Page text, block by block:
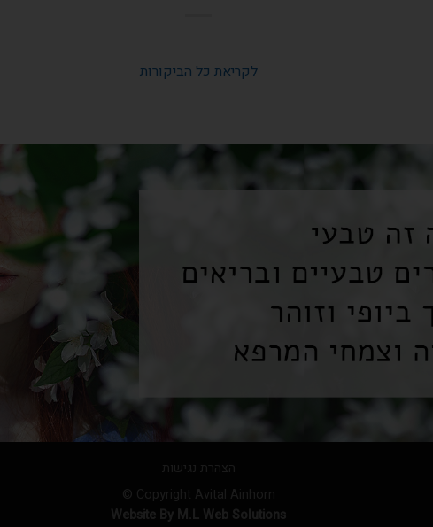
לקריאת כל הביקורות
הצהרת נגישות
Copyright Avital Ainhorn ©
Website By M.L Web Solutions